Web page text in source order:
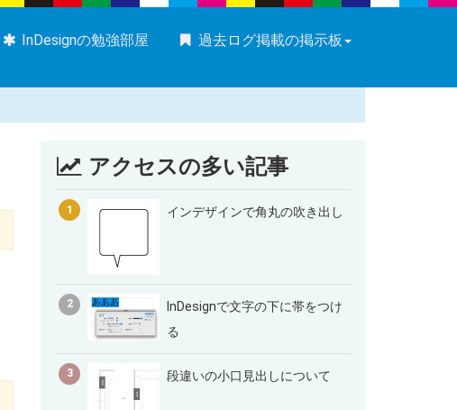
InDesignの勉強部屋 過去ログ掲載の掲示板
アクセスの多い記事
1 インデザインで角丸の吹き出し
2
InDesignで文字の下に帯をつけ
る
3 段違いの小口見出しについて